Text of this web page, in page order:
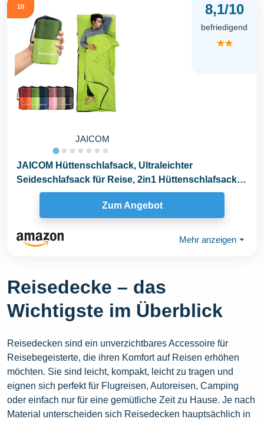
10
JAICOM
8,1/10
befriedigend
★★
JAICOM Hüttenschlafsack, Ultraleichter
Seideschlafsack für Reise, 2in1 Hüttenschlafsack,
Bequemer...
Zum Angebot
Mehr anzeigen ⏷
Reisedecke – das
Wichtigste im Überblick
Reisedecken sind ein unverzichtbares Accessoire für
Reisebegeisterte, die ihren Komfort auf Reisen erhöhen
möchten. Sie sind leicht, kompakt, leicht zu tragen und
eignen sich perfekt für Flugreisen, Autoreisen, Camping
oder einfach nur für eine gemütliche Zeit zu Hause. Je nach
Material unterscheiden sich Reisedecken hauptsächlich in